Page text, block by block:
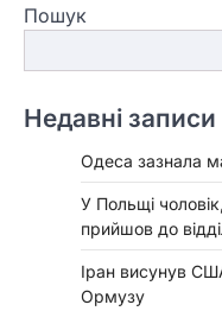
Пошук
Недавні записи
Одеса зазнала
У Польщі
прийшов до
Іран висунув
Ормузу